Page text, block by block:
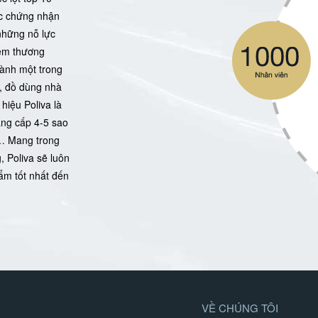
chứng nhận
nỗ lực
thương
một trong
đồ dùng nhà
Poliva là
cấp 4-5 sao
Mang trong
Poliva sẽ luôn
tốt nhất đến
VỀ CHÚNG TÔI